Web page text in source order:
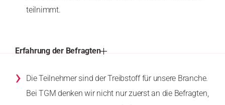
teilnimmt.
Erfahrung der Befragten
›
Die Teilnehmer sind der Treibstoff für unsere Branche.
Bei TGM denken wir nicht nur zuerst an die Befragten,